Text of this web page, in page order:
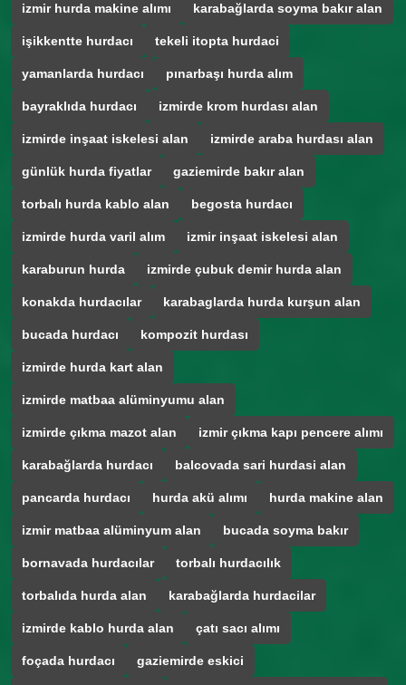
izmir hurda makine alımı karabağlarda soyma bakır alan
işikkentte hurdacı tekeli itopta hurdaci
yamanlarda hurdacı pınarbaşı hurda alım
bayraklıda hurdacı izmirde krom hurdası alan
izmirde inşaat iskelesi alan izmirde araba hurdası alan
günlük hurda fiyatlar gaziemirde bakır alan
torbalı hurda kablo alan begosta hurdacı
izmirde hurda varil alım izmir inşaat iskelesi alan
karaburun hurda izmirde çubuk demir hurda alan
konakda hurdacılar karabaglarda hurda kurşun alan
bucada hurdacı kompozit hurdası
izmirde hurda kart alan
izmirde matbaa alüminyumu alan
izmirde çıkma mazot alan izmir çıkma kapı pencere alımı
karabağlarda hurdacı balcovada sari hurdasi alan
pancarda hurdacı hurda akü alımı hurda makine alan
izmir matbaa alüminyum alan bucada soyma bakır
bornavada hurdacılar torbalı hurdacılık
torbalıda hurda alan karabağlarda hurdacilar
izmirde kablo hurda alan çatı sacı alımı
foçada hurdacı gaziemirde eskici